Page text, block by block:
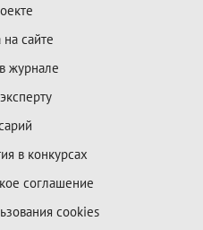
сайте
журнале
в конкурсах
соглашение
cookies